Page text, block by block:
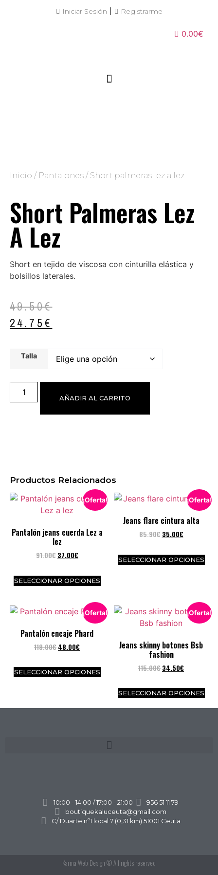
Iniciar Sesión Registrarme
0.00€
Inicio / Pantalones / Short palmeras lez a lez
Short Palmeras Lez
A Lez
Short en tejido de viscosa con cinturilla elástica y
bolsillos laterales.
49.50€
24.75€
Talla
AÑADIR AL CARRITO
Productos Relacionados
¡Oferta!
Pantalón jeans cuerda Lez a
lez
91.00€ 37.00€
SELECCIONAR OPCIONES
¡Oferta!
Jeans flare cintura alta
85.90€ 35.00€
SELECCIONAR OPCIONES
¡Oferta!
Pantalón encaje Phard
118.00€ 48.00€
SELECCIONAR OPCIONES
¡Oferta!
Jeans skinny botones Bsb
fashion
115.00€ 34.50€
SELECCIONAR OPCIONES
10:00 - 14:00 / 17:00 - 21:00
956 51 11 79
boutiquekaluceuta@gmail.com
C/ Duarte nº1 local 7 (0,31 km) 51001 Ceuta
Karma Web Design © All rights reserved